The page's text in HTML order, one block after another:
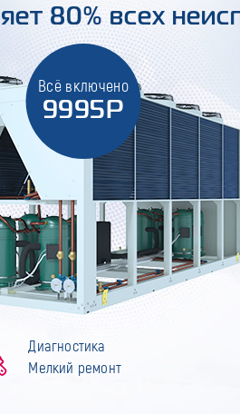
80% всех
Всё включено
9995Р
Диагностика
Мелкий ремонт